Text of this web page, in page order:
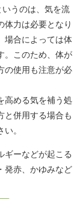
いうのは、気を流
体力は必要となり
場合によっては体
。このため、体が
の使用も注意が必
高める気を補う処
と併用する場合も
。
ギーなどが起こる
発赤、かゆみなど